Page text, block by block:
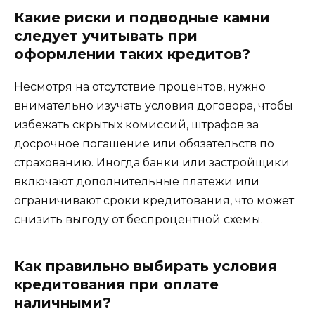
Какие риски и подводные камни
следует учитывать при
оформлении таких кредитов?
Несмотря на отсутствие процентов, нужно
внимательно изучать условия договора, чтобы
избежать скрытых комиссий, штрафов за
досрочное погашение или обязательств по
страхованию. Иногда банки или застройщики
включают дополнительные платежи или
ограничивают сроки кредитования, что может
снизить выгоду от беспроцентной схемы.
Как правильно выбирать условия
кредитования при оплате
наличными?